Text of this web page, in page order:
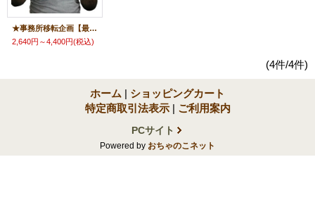
★事務所移転企画【最大50％OFF】!!★ザ・デストロイヤー氏・実使用マスクカード【直筆サイン入りorサイン無し】
2,640円～4,400円(税込)
(4件/4件)
ホーム | ショッピングカート
特定商取引法表示 | ご利用案内
PCサイト
Powered by おちゃのこネット